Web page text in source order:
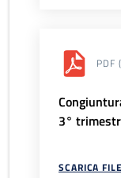
PDF
3°
SCARICA FILE